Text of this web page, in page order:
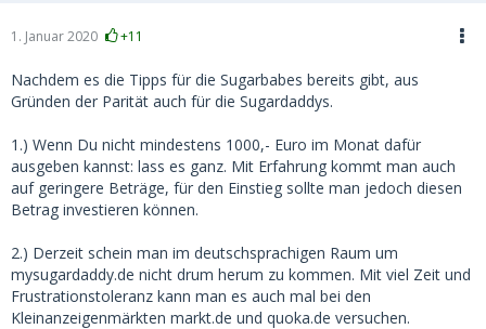
1. Januar 2020 +11
Nachdem es die Tipps für die Sugarbabes bereits gibt, aus
Gründen der Parität auch für die Sugardaddys.
1.) Wenn Du nicht mindestens 1000,- Euro im Monat dafür
ausgeben kannst: lass es ganz. Mit Erfahrung kommt man auch
auf geringere Beträge, für den Einstieg sollte man jedoch diesen
Betrag investieren können.
2.) Derzeit schein man im deutschsprachigen Raum um
mysugardaddy.de nicht drum herum zu kommen. Mit viel Zeit und
Frustrationstoleranz kann man es auch mal bei den
Kleinanzeigenmärkten markt.de und quoka.de versuchen.